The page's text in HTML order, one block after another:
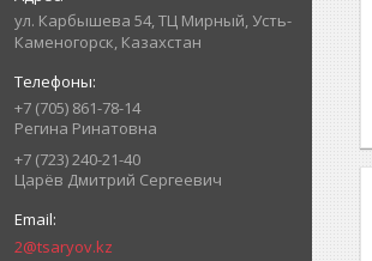
ул. Карбышева 54, ТЦ Мирный, Усть-
Каменогорск, Казахстан
+7 (705) 861-78-14
Регина Ринатовна
+7 (723) 240-21-40
Царёв Дмитрий Сергеевич
2@tsaryov.kz